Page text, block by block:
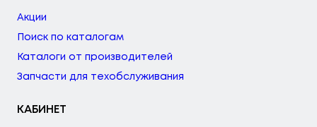
Акции
Поиск по каталогам
Каталоги от производителей
Запчасти для техобслуживания
КАБИНЕТ